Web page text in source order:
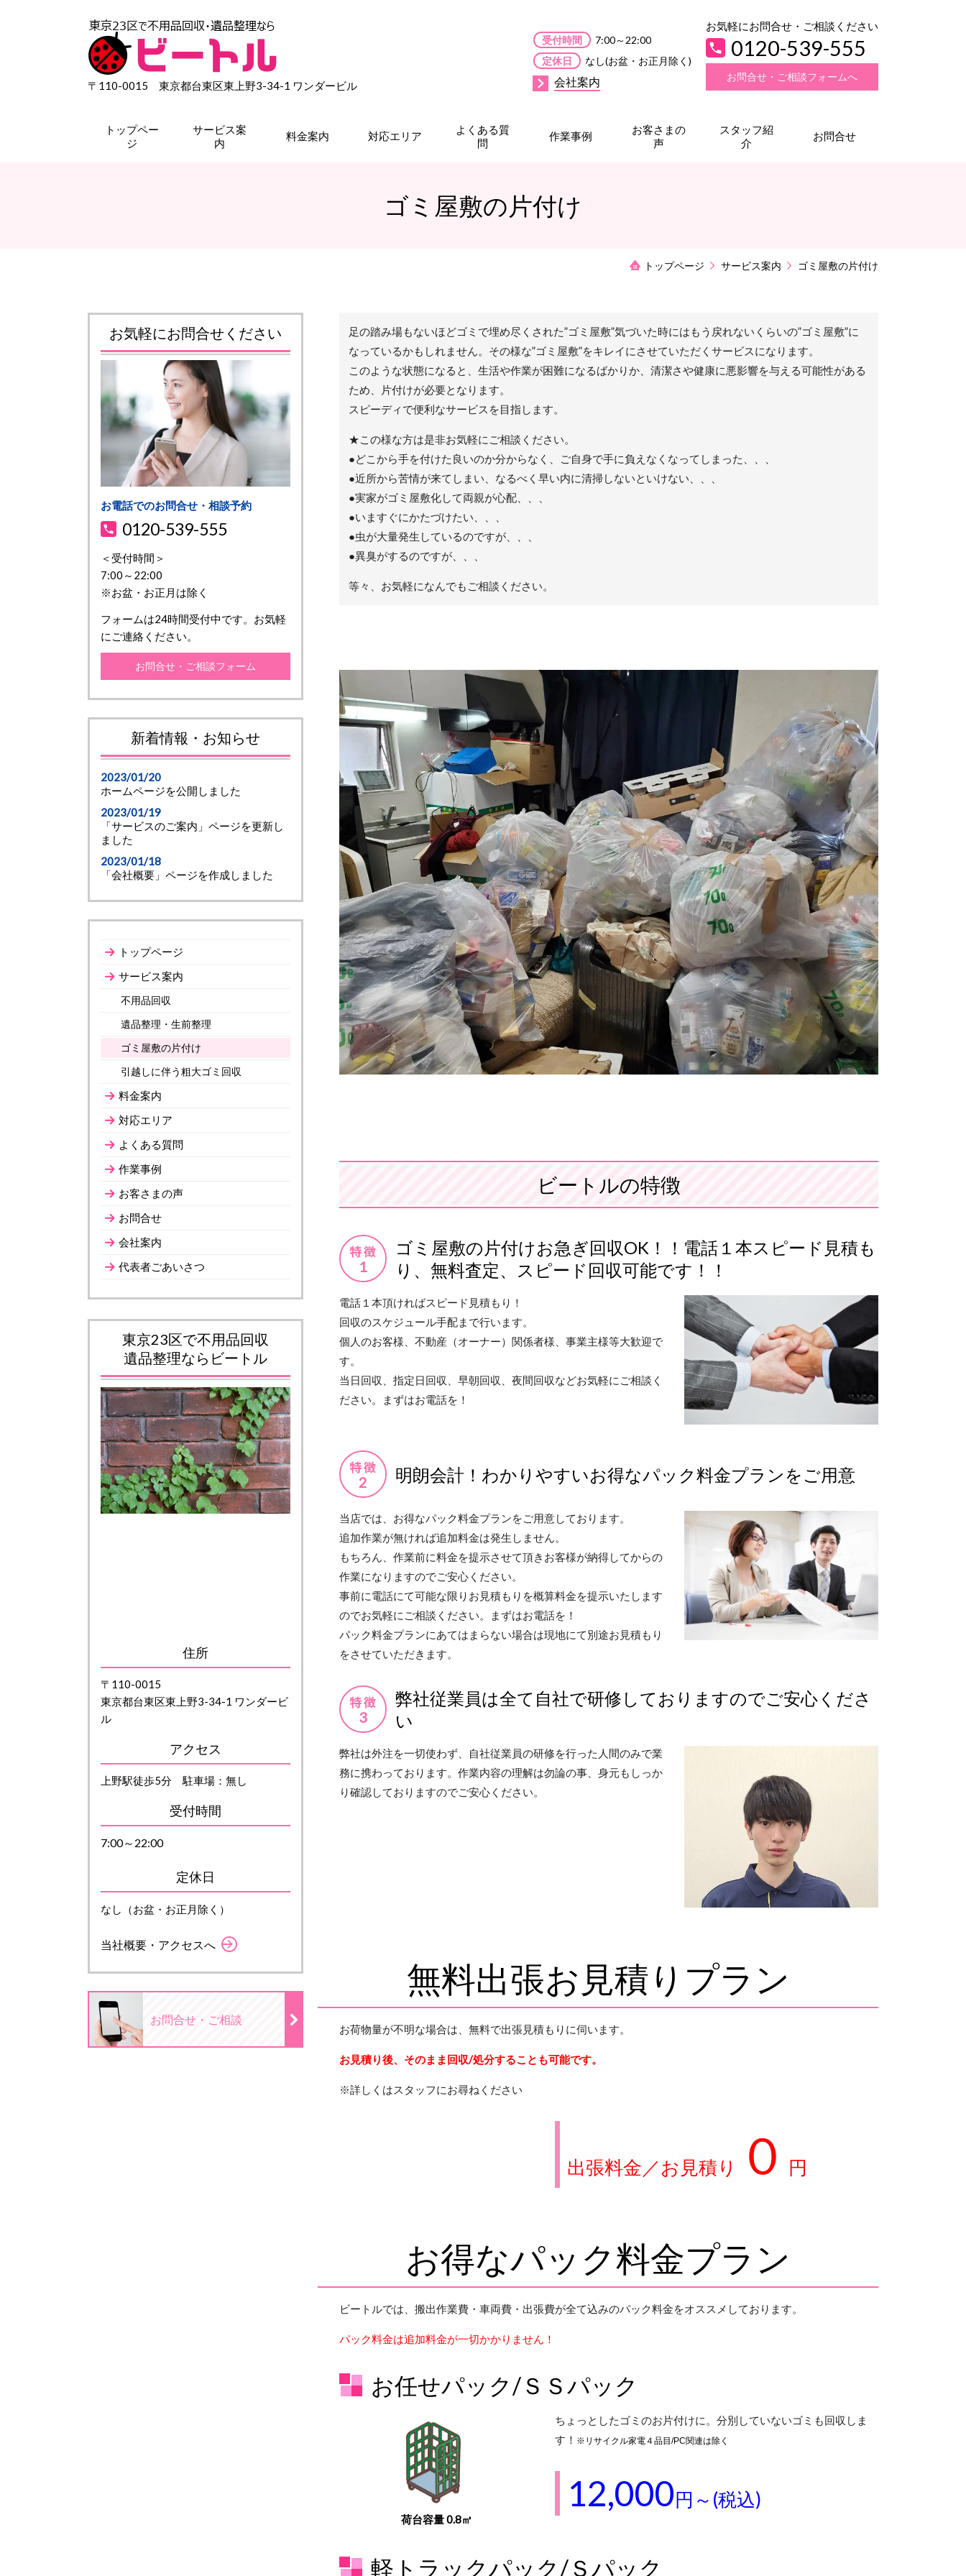
〒110-0015 東京都台東区東上野3-34-1 ワンダービル
受付時間
7:00～22:00
定休日
なし(お盆・お正月除く)
会社案内
お気軽にお問合せ・ご相談ください
0120-539-555
お問合せ・ご相談フォームへ
トップペー
ジ
サービス案
内
料金案内 対応エリア
よくある質
問
作業事例
お客さまの
声
スタッフ紹
介
お問合せ
ゴミ屋敷の片付け
トップページ サービス案内 ゴミ屋敷の片付け
足の踏み場もないほどゴミで埋め尽くされた”ゴミ屋敷”気づいた時にはもう戻れないくらいの”ゴミ屋敷”に
なっているかもしれません。その様な”ゴミ屋敷”をキレイにさせていただくサービスになります。
このような状態になると、生活や作業が困難になるばかりか、清潔さや健康に悪影響を与える可能性がある
ため、片付けが必要となります。
スピーディで便利なサービスを目指します。
★この様な方は是非お気軽にご相談ください。
●どこから手を付けた良いのか分からなく、ご自身で手に負えなくなってしまった、、、
●近所から苦情が来てしまい、なるべく早い内に清掃しないといけない、、、
●実家がゴミ屋敷化して両親が心配、、、
●いますぐにかたづけたい、、、
●虫が大量発生しているのですが、、、
●異臭がするのですが、、、
等々、お気軽になんでもご相談ください。
ビートルの特徴
ゴミ屋敷の片付けお急ぎ回収OK！！電話１本スピード見積も
り、無料査定、スピード回収可能です！！
電話１本頂ければスピード見積もり！
回収のスケジュール手配まで行います。
個人のお客様、不動産（オーナー）関係者様、事業主様等大歓迎で
す。
当日回収、指定日回収、早朝回収、夜間回収などお気軽にご相談く
ださい。まずはお電話を！
明朗会計！わかりやすいお得なパック料金プランをご用意
当店では、お得なパック料金プランをご用意しております。
追加作業が無ければ追加料金は発生しません。
もちろん、作業前に料金を提示させて頂きお客様が納得してからの
作業になりますのでご安心ください。
事前に電話にて可能な限りお見積もりを概算料金を提示いたします
のでお気軽にご相談ください。まずはお電話を！
パック料金プランにあてはまらない場合は現地にて別途お見積もり
をさせていただきます。
弊社従業員は全て自社で研修しておりますのでご安心くださ
い
弊社は外注を一切使わず、自社従業員の研修を行った人間のみで業
務に携わっております。作業内容の理解は勿論の事、身元もしっか
り確認しておりますのでご安心ください。
無料出張お見積りプラン
お荷物量が不明な場合は、無料で出張見積もりに伺います。
お見積り後、そのまま回収/処分することも可能です。
※詳しくはスタッフにお尋ねください
出張料金／お見積り ０ 円
お得なパック料金プラン
ビートルでは、搬出作業費・車両費・出張費が全て込みのパック料金をオススメしております。
パック料金は追加料金が一切かかりません！
お任せパック/ＳＳパック
荷台容量 0.8㎥
ちょっとしたゴミのお片付けに。分別していないゴミも回収しま
す！ ※リサイクル家電４品目/PC関連は除く
12,000円～(税込)
軽トラックパック/Ｓパック
お気軽にお問合せください
お電話でのお問合せ・相談予約
0120-539-555
＜受付時間＞
7:00～22:00
※お盆・お正月は除く
フォームは24時間受付中です。お気軽
にご連絡ください。
お問合せ・ご相談フォーム
新着情報・お知らせ
2023/01/20
ホームページを公開しました
2023/01/19
「サービスのご案内」ページを更新し
ました
2023/01/18
「会社概要」ページを作成しました
トップページ
サービス案内
不用品回収
遺品整理・生前整理
ゴミ屋敷の片付け
引越しに伴う粗大ゴミ回収
料金案内
対応エリア
よくある質問
作業事例
お客さまの声
お問合せ
会社案内
代表者ごあいさつ
東京23区で不用品回収
遺品整理ならビートル
住所
〒110-0015
東京都台東区東上野3-34-1 ワンダービ
ル
アクセス
上野駅徒歩5分 駐車場：無し
受付時間
7:00～22:00
定休日
なし（お盆・お正月除く）
当社概要・アクセスへ
お問合せ・ご相談